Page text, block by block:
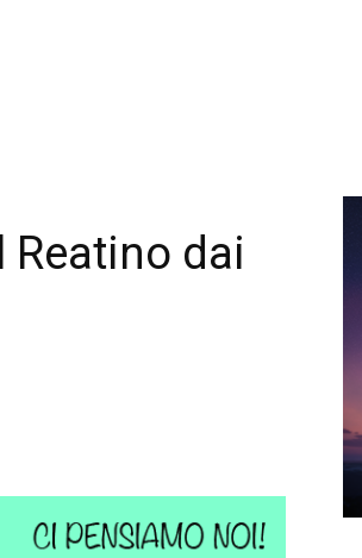
Reatino dai